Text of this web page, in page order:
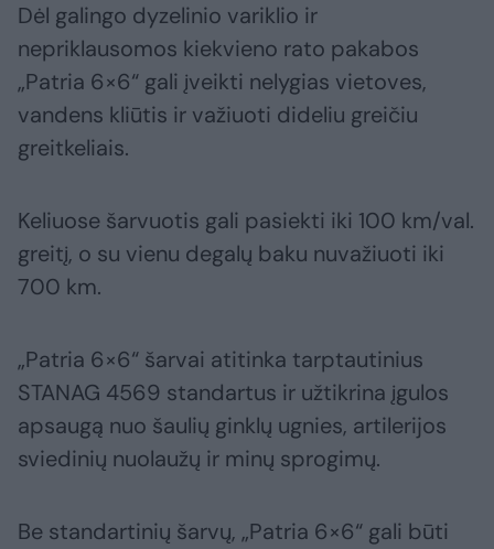
Dėl galingo dyzelinio variklio ir
nepriklausomos kiekvieno rato pakabos
„Patria 6×6“ gali įveikti nelygias vietoves,
vandens kliūtis ir važiuoti dideliu greičiu
greitkeliais.
Keliuose šarvuotis gali pasiekti iki 100 km/val.
greitį, o su vienu degalų baku nuvažiuoti iki
700 km.
„Patria 6×6“ šarvai atitinka tarptautinius
STANAG 4569 standartus ir užtikrina įgulos
apsaugą nuo šaulių ginklų ugnies, artilerijos
sviedinių nuolaužų ir minų sprogimų.
Be standartinių šarvų, „Patria 6×6“ gali būti